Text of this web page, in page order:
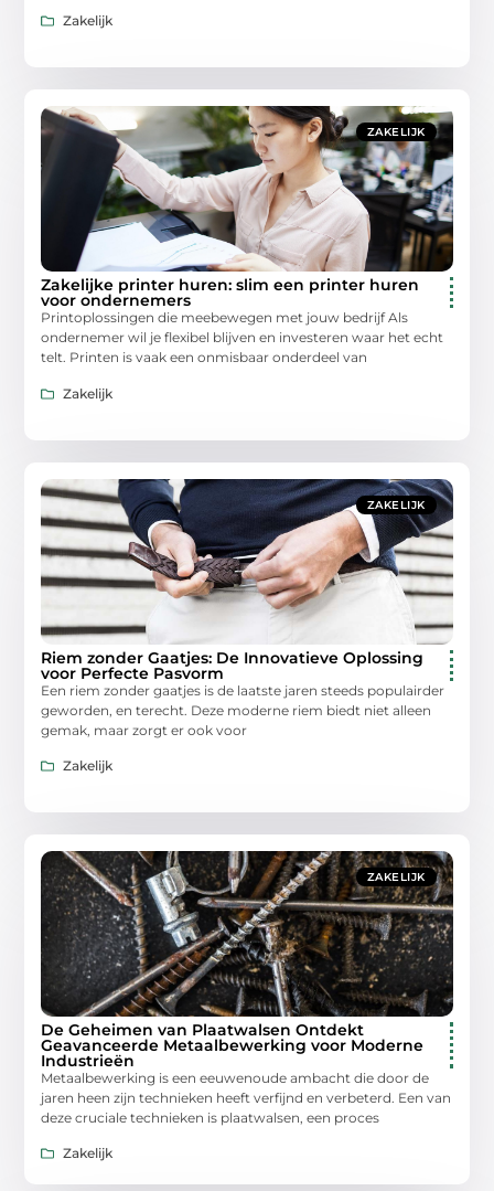
Zakelijk
ZAKELIJK
Zakelijke printer huren: slim een printer huren
voor ondernemers
Printoplossingen die meebewegen met jouw bedrijf Als
ondernemer wil je flexibel blijven en investeren waar het echt
telt. Printen is vaak een onmisbaar onderdeel van
Zakelijk
ZAKELIJK
Riem zonder Gaatjes: De Innovatieve Oplossing
voor Perfecte Pasvorm
Een riem zonder gaatjes is de laatste jaren steeds populairder
geworden, en terecht. Deze moderne riem biedt niet alleen
gemak, maar zorgt er ook voor
Zakelijk
ZAKELIJK
De Geheimen van Plaatwalsen Ontdekt
Geavanceerde Metaalbewerking voor Moderne
Industrieën
Metaalbewerking is een eeuwenoude ambacht die door de
jaren heen zijn technieken heeft verfijnd en verbeterd. Een van
deze cruciale technieken is plaatwalsen, een proces
Zakelijk